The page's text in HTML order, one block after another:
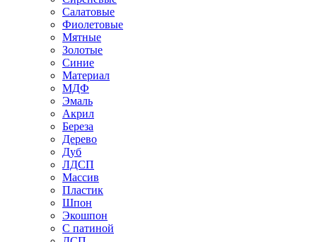
Салатовые
Фиолетовые
Мятные
Золотые
Синие
Материал
МДФ
Эмаль
Акрил
Береза
Дерево
Дуб
ЛДСП
Массив
Пластик
Шпон
Экошпон
С патиной